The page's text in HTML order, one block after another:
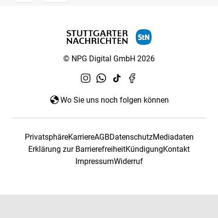
© NPG Digital GmbH 2026
Wo Sie uns noch folgen können
PrivatsphäreKarriereAGBDatenschutzMediadaten
Erklärung zur BarrierefreiheitKündigungKontakt
ImpressumWiderruf